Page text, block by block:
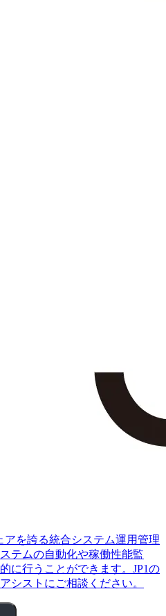
アを誇る統合システム運用管理
テムの自動化や稼働性能監
に行うことができます。JP1の
シストにご相談ください。